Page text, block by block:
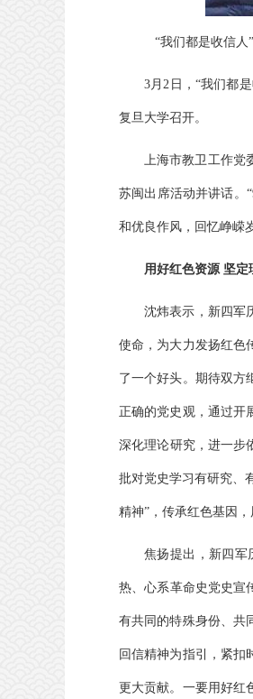
“我们都是收信
3月2日，“我们都
复旦大学召开。
上海市教卫工作党
苏闽出席活动并讲话。
和优良作风，回忆峥嵘
用好红色资源 坚定
沈炜表示，新四军
使命，为大力发扬红色
了一个好头。期待双方
正确的党史观，通过开
深化理论研究，进一步
批对党史学习有研究、
精神”，传承红色基因
焦扬提出，新四军
热、心系革命史党史宣
有共同的特殊身份、共
回信精神为指引，紧扣
更大贡献。一要用好红